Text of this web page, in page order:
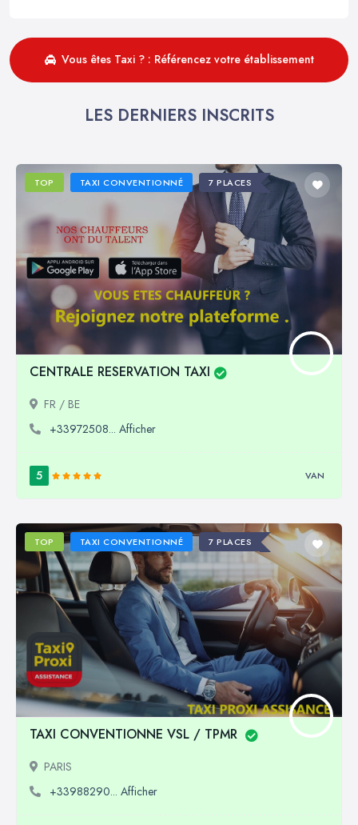
Vous êtes Taxi ? : Référencez votre établissement
LES DERNIERS INSCRITS
TOP TAXI CONVENTIONNÉ 7 PLACES
CENTRALE RESERVATION TAXI
FR / BE
+33972508... Afficher
5 VAN
TOP TAXI CONVENTIONNÉ 7 PLACES
TAXI CONVENTIONNE VSL / TPMR
PARIS
+33988290... Afficher